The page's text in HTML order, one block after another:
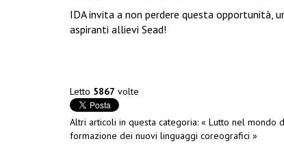
IDA invita a non perdere questa opportunità,
aspiranti allievi Sead!
Letto 5867 volte
Altri articoli in questa categoria: « Lutto nel mondo
formazione dei nuovi linguaggi coreografici »